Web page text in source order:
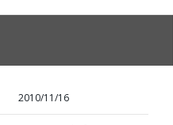
2010/11/16